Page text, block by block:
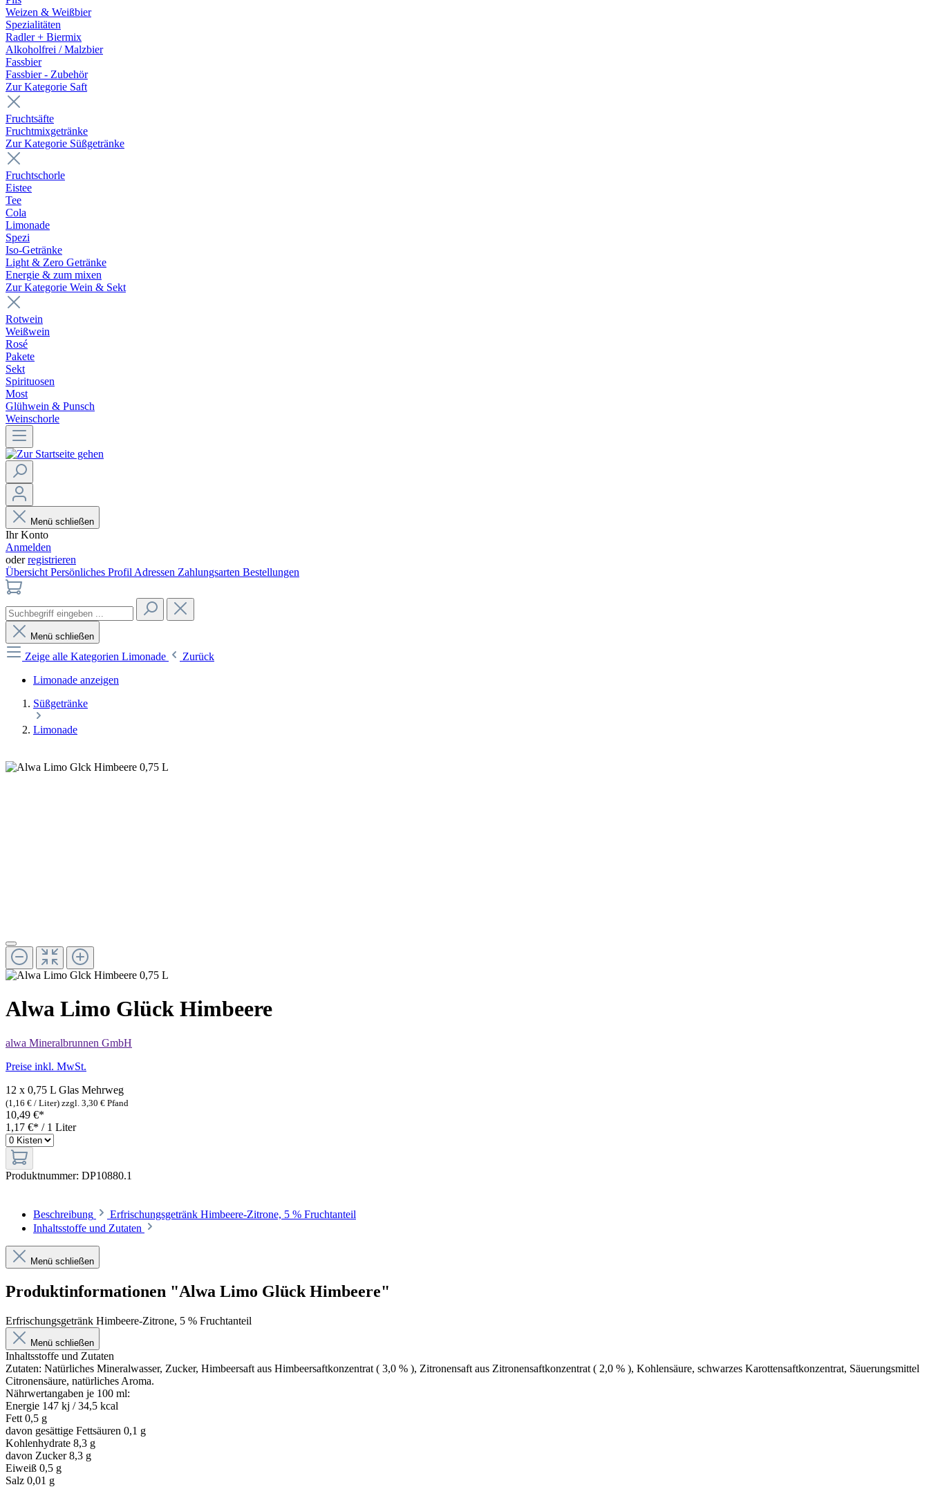
Weizen & Weißbier
Spezialitäten
Radler + Biermix
Alkoholfrei / Malzbier
Fassbier
Fassbier - Zubehör
Zur Kategorie Saft
Fruchtsäfte
Fruchtmixgetränke
Zur Kategorie Süßgetränke
Fruchtschorle
Eistee
Tee
Cola
Limonade
Spezi
Iso-Getränke
Light & Zero Getränke
Energie & zum mixen
Zur Kategorie Wein & Sekt
Rotwein
Weißwein
Rosé
Pakete
Sekt
Spirituosen
Most
Glühwein & Punsch
Weinschorle
Menü schließen
Ihr Konto
Anmelden
oderregistrieren
Übersicht Persönliches Profil Adressen Zahlungsarten Bestellungen
Menü schließen
Zeige alle Kategorien Limonade
Zurück
Limonade anzeigen
Süßgetränke
Limonade
Alwa Limo Glück Himbeere
alwa Mineralbrunnen GmbH
Preise inkl. MwSt.
12 x 0,75 L Glas Mehrweg
(1,16 € / Liter) zzgl. 3,30 € Pfand
10,49 €*
1,17 €* / 1 Liter
Produktnummer: DP10880.1
Beschreibung
Erfrischungsgetränk Himbeere-Zitrone, 5 % Fruchtanteil
Inhaltsstoffe und Zutaten
Menü schließen
Produktinformationen "Alwa Limo Glück Himbeere"
Erfrischungsgetränk Himbeere-Zitrone, 5 % Fruchtanteil
Menü schließen
Inhaltsstoffe und Zutaten
Zutaten: Natürliches Mineralwasser, Zucker, Himbeersaft aus Himbeersaftkonzentrat ( 3,0 % ), Zitronensaft aus Zitronensaftkonzentrat ( 2,0 % ), Kohlensäure, schwarzes Karottensaftkonzentrat, Säuerungsmittel
Citronensäure, natürliches Aroma.
Nährwertangaben je 100 ml:
Energie 147 kj / 34,5 kcal
Fett 0,5 g
davon gesättige Fettsäuren 0,1 g
Kohlenhydrate 8,3 g
davon Zucker 8,3 g
Eiweiß 0,5 g
Salz 0,01 g